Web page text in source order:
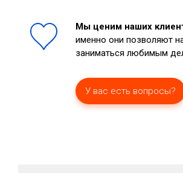
Мы ценим наших
именно они позволяют
заниматься любимым
У вас есть вопросы?